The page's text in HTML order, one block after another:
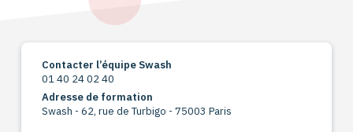
Contacter l’équipe Swash
01 40 24 02 40
Adresse de formation
Swash - 62, rue de Turbigo - 75003 Paris